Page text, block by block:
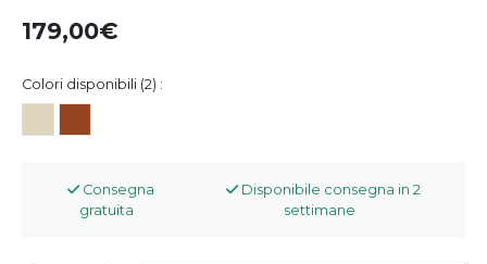
179,00
Colori disponibili (2) :
Consegna
gratuita
Disponibile consegna in 2
settimane